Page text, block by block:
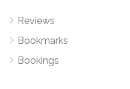
Reviews
Bookmarks
Bookings